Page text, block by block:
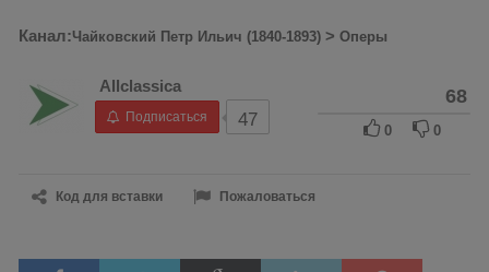
Канал:Чайковский Петр Ильич (1840-1893) > Оперы
Allclassica
Подписаться 47
68
0 0
Код для вставки Пожаловаться